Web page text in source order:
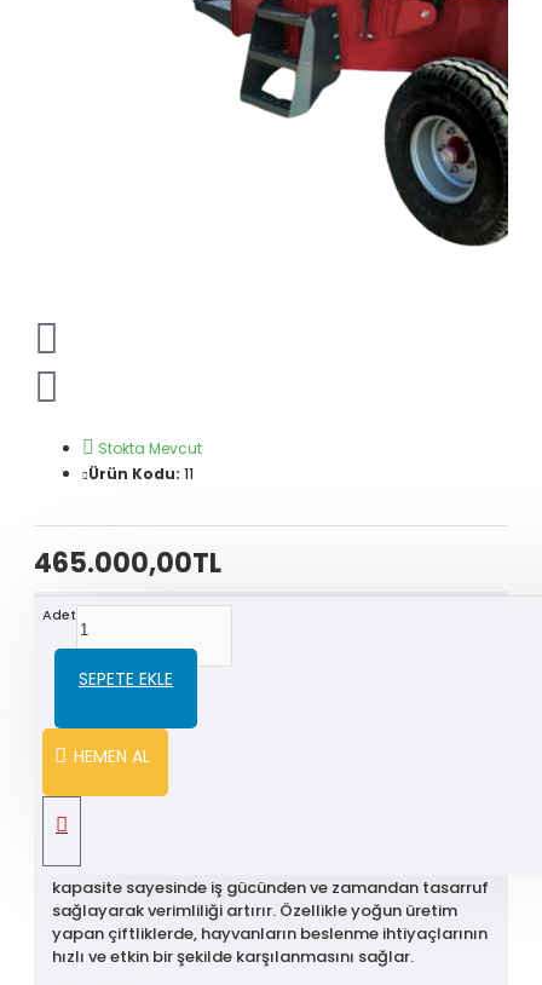
465.000,00TL
Stokta Mevcut
Ürün Kodu: 11
Adet
SEPETE EKLE
HEMEN AL
ÜRÜN BILGISI
Çiftlikler İçin İdeal Çözüm
yapan çiftliklerin yem hazırlama süreçlerini
değiştirmek için talep edilen, yüksek kapasiteli ve
dayanıklı bir makinedir. Büyük ve orta para çiftlikleri
için ideal olan bu makine, güçlü motor ve geniş
kapasite sayesinde iş gücünden ve zamandan tasarruf
sağlayarak verimliliği artırır. Özellikle yoğun üretim
yapan çiftliklerde, hayvanların beslenme ihtiyaçlarının
hızlı ve etkin bir şekilde karşılanmasını sağlar.